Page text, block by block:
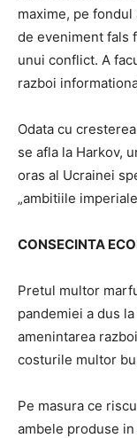
maxime, pe
de eveniment fals
unui conflict. A
razboi
Odata cu
se afla la Harkov,
oras al Ucrainei
„ambitiile
CONSECINTA
Pretul multor
pandemiei a dus
amenintarea
costurile multor
Pe masura ce
ambele produse